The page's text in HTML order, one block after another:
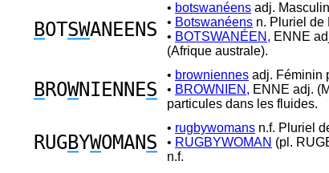
BOTSWANEENS
• botswanéens adj.
• Botswanéens n. Pluriel de
• BOTSWANÉEN, ENNE
(Afrique australe).
BROWNIENNES
• browniennes adj. Féminin
• BROWNIEN, ENNE adj.
particules dans les fluides.
RUGBYWOMANS
• rugbywomans n.f. Pluriel
• RUGBYWOMAN (pl.
n.f.